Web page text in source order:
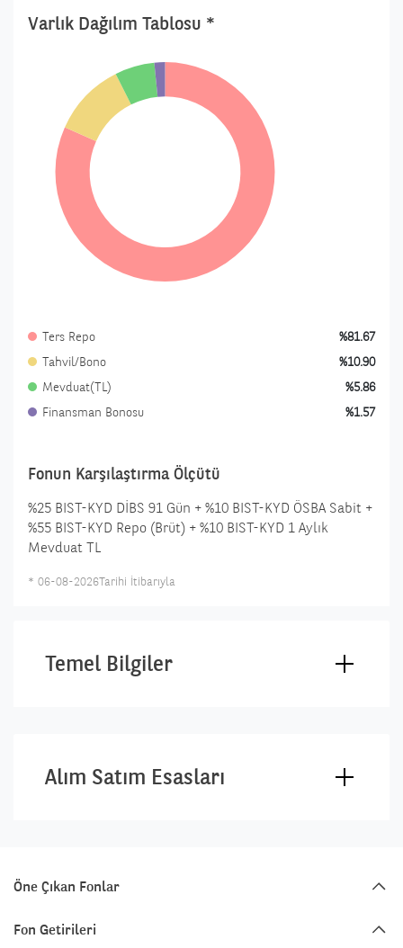
Varlık Dağılım Tablosu *
Ters Repo
%81.67
Tahvil/Bono
%10.90
Mevduat(TL)
%5.86
Finansman Bonosu
%1.57
Fonun Karşılaştırma Ölçütü
%25 BIST-KYD DİBS 91 Gün + %10 BIST-KYD ÖSBA Sabit +
%55 BIST-KYD Repo (Brüt) + %10 BIST-KYD 1 Aylık
Mevduat TL
* 06-08-2026Tarihi İtibarıyla
Temel Bilgiler
Alım Satım Esasları
Öne Çıkan Fonlar
Fon Getirileri